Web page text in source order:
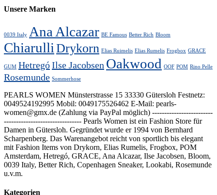
Unsere Marken
0039 Italy Ana Alcazar BE Famous Better Rich Bloom
Chiarulli Drykorn Elias Ruimelis Elias Rumelis Frogbox GRACE
GUM HetregóIlse Jacobsen Oakwood OOF POM Rino Pelle
Rosemunde Sommerhose
PEARLS WOMEN Münsterstrasse 15 33330 Gütersloh Festnetz:
0049524192995 Mobil: 0049175526462 E-Mail: pearls-
women@gmx.de (Zahlung via PayPal möglich) -------------------------
-------------------------------- Pearls Women ist ein Fashion Store für
Damen in Gütersloh. Gegründet wurde er 1994 von Bernhard
Scharpenberg. Das Warenangebot reicht von sportlich bis elegant
mit Fashion Items von Drykorn, Elias Rumelis, Frogbox, POM
Amsterdam, Hetregó, GRACE, Ana Alcazar, Ilse Jacobsen, Bloom,
0039 Italy, Better Rich, Copenhagen Sneaker, Lookabi, Rosemunde
u.v.m.
Kategorien